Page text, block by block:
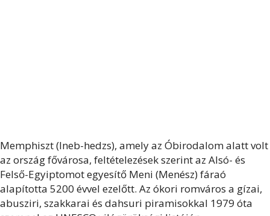
Memphiszt (Ineb-hedzs), amely az Óbirodalom alatt volt
az ország fővárosa, feltételezések szerint az Alsó- és
Felső-Egyiptomot egyesítő Meni (Menész) fáraó
alapította 5200 évvel ezelőtt. Az ókori romváros a gízai,
abusziri, szakkarai és dahsuri piramisokkal 1979 óta